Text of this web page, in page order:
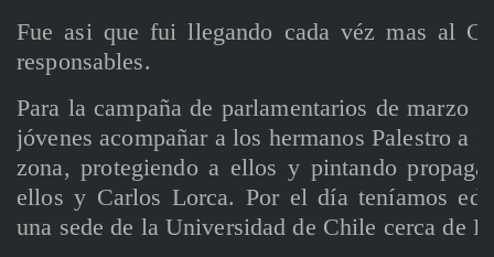
Fue asi que fui llegando cada véz mas al
responsables.
Para la campaña de parlamentarios de marzo
jóvenes acompañar a los hermanos Palestro a
zona, protegiendo a ellos y pintando
ellos y Carlos Lorca. Por el día teníamos
una sede de la Universidad de Chile cerca de